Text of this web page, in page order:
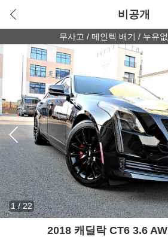
비공개
무사고 / 메인텍 배기 / 누유
1/22
2018 캐딜락 CT6 3.6